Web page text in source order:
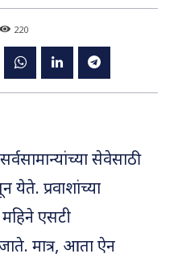
220
सेवेसाठी
प्रवाशांच्या
महिने एसटी
मात्र, आता ऐन